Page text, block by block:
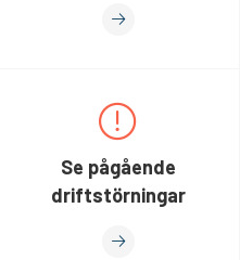
Se pågående
driftstörningar